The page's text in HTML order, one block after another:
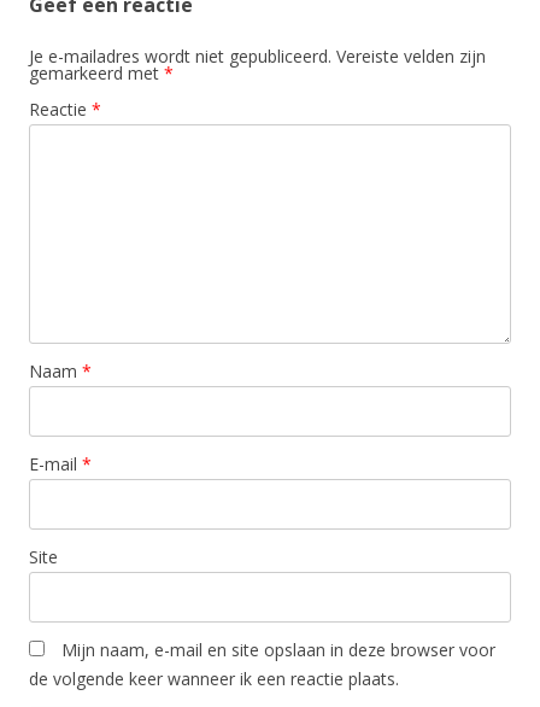
Je e-mailadres wordt niet gepubliceerd. Vereiste velden zijn
gemarkeerd met *
Reactie *
Naam *
E-mail *
Site
Mijn naam, e-mail en site opslaan in deze browser voor
de volgende keer wanneer ik een reactie plaats.